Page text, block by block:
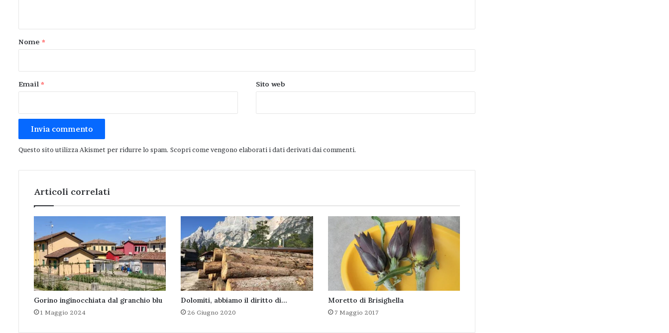
o
Nome *
Email * Sito web
Questo sito utilizza Akismet per ridurre lo spam. Scopri come vengono elaborati i dati derivati dai commenti.
Articoli correlati
Gorino inginocchiata dal granchio blu
1 Maggio 2024
Dolomiti, abbiamo il diritto di…
26 Giugno 2020
Moretto di Brisighella
7 Maggio 2017